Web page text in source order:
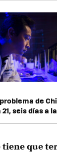
de
seis días a
tiene que